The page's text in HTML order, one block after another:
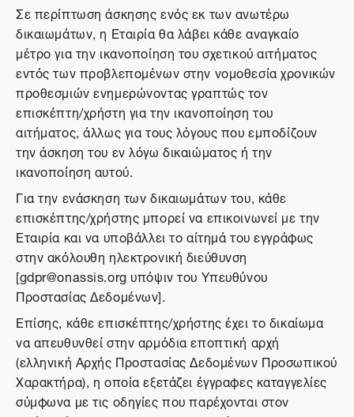
Σε περίπτωση άσκησης ενός εκ των ανωτέρω
δικαιωμάτων, η Εταιρία θα λάβει κάθε αναγκαίο
μέτρο για την ικανοποίηση του σχετικού αιτήματος
εντός των προβλεπομένων στην νομοθεσία χρονικών
προθεσμιών ενημερώνοντας γραπτώς τον
επισκέπτη/χρήστη για την ικανοποίηση του
αιτήματος, άλλως για τους λόγους που εμποδίζουν
την άσκηση του εν λόγω δικαιώματος ή την
ικανοποίηση αυτού.
Για την ενάσκηση των δικαιωμάτων του, κάθε
επισκέπτης/χρήστης μπορεί να επικοινωνεί με την
Εταιρία και να υποβάλλει το αίτημά του εγγράφως
στην ακόλουθη ηλεκτρονική διεύθυνση
[gdpr@onassis.org υπόψιν του Υπευθύνου
Προστασίας Δεδομένων].
Επίσης, κάθε επισκέπτης/χρήστης έχει το δικαίωμα
να απευθυνθεί στην αρμόδια εποπτική αρχή
(ελληνική Αρχής Προστασίας Δεδομένων Προσωπικού
Χαρακτήρα), η οποία εξετάζει έγγραφες καταγγελίες
σύμφωνα με τις οδηγίες που παρέχονται στον